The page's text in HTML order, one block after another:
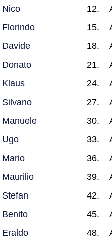
Nico
Florindo
Davide
Donato
Klaus
Silvano
Manuele
Ugo
Mario
Maurilio
Stefan
Benito
Eraldo